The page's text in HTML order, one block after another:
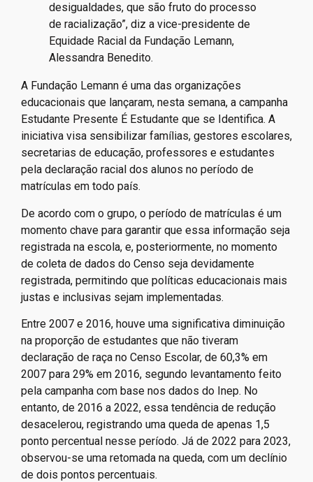
desigualdades, que são fruto do processo
de racialização”, diz a vice-presidente de
Equidade Racial da Fundação Lemann,
Alessandra Benedito.
A Fundação Lemann é uma das organizações
educacionais que lançaram, nesta semana, a campanha
Estudante Presente É Estudante que se Identifica. A
iniciativa visa sensibilizar famílias, gestores escolares,
secretarias de educação, professores e estudantes
pela declaração racial dos alunos no período de
matrículas em todo país.
De acordo com o grupo, o período de matrículas é um
momento chave para garantir que essa informação seja
registrada na escola, e, posteriormente, no momento
de coleta de dados do Censo seja devidamente
registrada, permitindo que políticas educacionais mais
justas e inclusivas sejam implementadas.
Entre 2007 e 2016, houve uma significativa diminuição
na proporção de estudantes que não tiveram
declaração de raça no Censo Escolar, de 60,3% em
2007 para 29% em 2016, segundo levantamento feito
pela campanha com base nos dados do Inep. No
entanto, de 2016 a 2022, essa tendência de redução
desacelerou, registrando uma queda de apenas 1,5
ponto percentual nesse período. Já de 2022 para 2023,
observou-se uma retomada na queda, com um declínio
de dois pontos percentuais.